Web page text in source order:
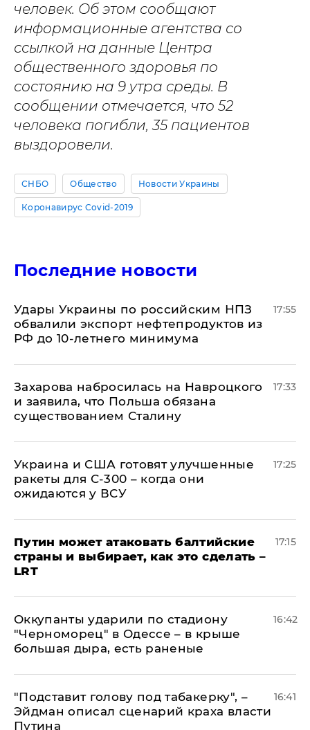
человек. Об этом сообщают
информационные агентства со
ссылкой на данные Центра
общественного здоровья по
состоянию на 9 утра среды. В
сообщении отмечается, что 52
человека погибли, 35 пациентов
выздоровели.
СНБО Общество Новости Украины
Коронавирус Covid-2019
Последние новости
Удары Украины по российским НПЗ
обвалили экспорт нефтепродуктов из
РФ до 10-летнего минимума
17:55
​Захарова набросилась на Навроцкого
и заявила, что Польша обязана
существованием Сталину
17:33
Украина и США готовят улучшенные
ракеты для С-300 – когда они
ожидаются у ВСУ
17:25
Путин может атаковать балтийские
страны и выбирает, как это сделать –
LRT
17:15
Оккупанты ударили по стадиону
"Черноморец" в Одессе – в крыше
большая дыра, есть раненые
16:42
​"Подставит голову под табакерку", –
Эйдман описал сценарий краха власти
Путина
16:41